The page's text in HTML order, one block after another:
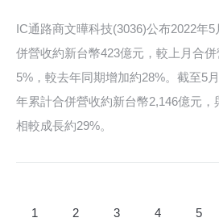
IC通路商文曄科技(3036)公布2022年5
併營收約新台幣423億元，較上月合
5%，較去年同期增加約28%。截至5
年累計合併營收約新台幣2,146億元，
相較成長約29%。
1 2 3 4 5